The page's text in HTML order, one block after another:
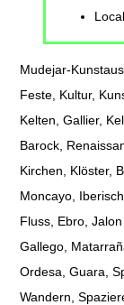
Mudejar-
Feste, Kultur,
Kelten, Gallier,
Barock,
Kirchen, Klöster,
Moncayo,
Fluss, Ebro,
Gallego,
Ordesa, Guara,
Wandern,